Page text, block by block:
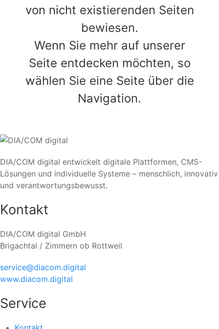
von nicht existierenden Seiten
bewiesen.
Wenn Sie mehr auf unserer
Seite entdecken möchten, so
wählen Sie eine Seite über die
Navigation.
DIA/COM digital entwickelt digitale Plattformen, CMS-
Lösungen und individuelle Systeme – menschlich, innovativ
und verantwortungsbewusst.
Kontakt
DIA/COM digital GmbH
Brigachtal / Zimmern ob Rottweil
service@diacom.digital
www.diacom.digital
Service